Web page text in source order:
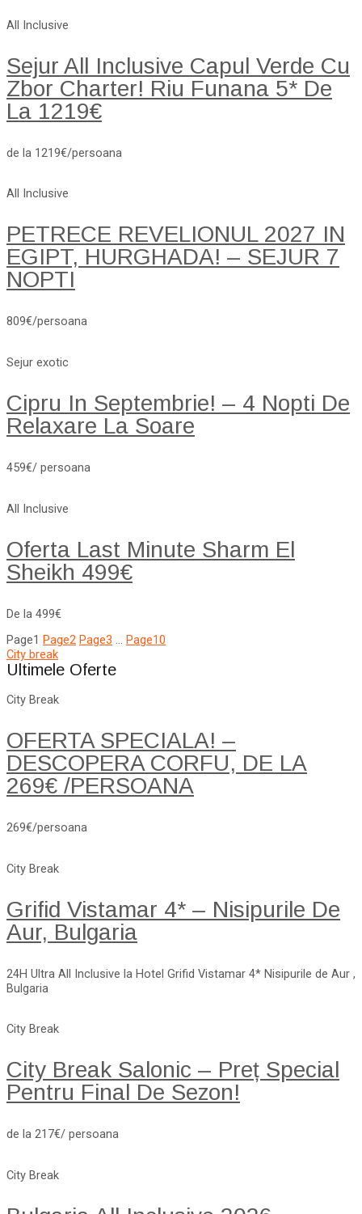
All Inclusive
Sejur All Inclusive Capul Verde Cu
Zbor Charter! Riu Funana 5* De
La 1219€
de la 1219€/persoana
All Inclusive
PETRECE REVELIONUL 2027 IN
EGIPT, HURGHADA! – SEJUR 7
NOPTI
809€/persoana
Sejur exotic
Cipru In Septembrie! – 4 Nopti De
Relaxare La Soare
459€/ persoana
All Inclusive
Oferta Last Minute Sharm El
Sheikh 499€
De la 499€
Page1 Page2 Page3 … Page10
City break
Ultimele Oferte
City Break
OFERTA SPECIALA! –
DESCOPERA CORFU, DE LA
269€ /PERSOANA
269€/persoana
City Break
Grifid Vistamar 4* – Nisipurile De
Aur, Bulgaria
24H Ultra All Inclusive la Hotel Grifid Vistamar 4* Nisipurile de Aur ,
Bulgaria
City Break
City Break Salonic – Preț Special
Pentru Final De Sezon!
de la 217€/ persoana
City Break